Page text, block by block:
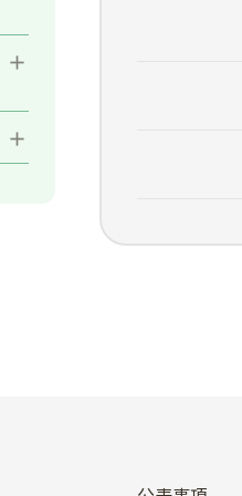
add
add